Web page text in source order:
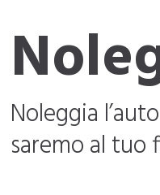
Noleggia
saremo al tuo